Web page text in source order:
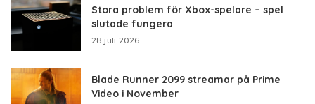
Stora problem för Xbox-spelare – spel
slutade fungera
28 juli 2026
Blade Runner 2099 streamar på Prime
Video i November